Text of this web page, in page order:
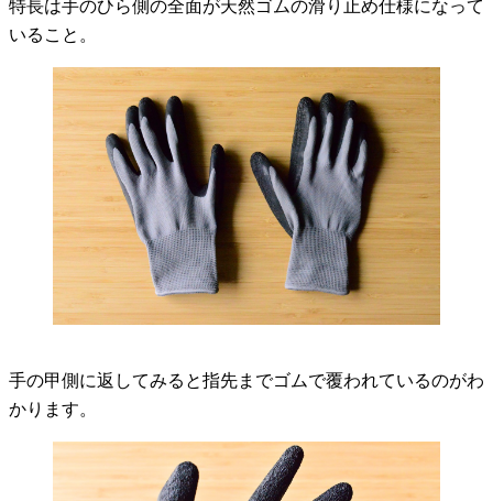
特長は手のひら側の全面が天然ゴムの滑り止め仕様になって
いること。
手の甲側に返してみると指先までゴムで覆われているのがわ
かります。